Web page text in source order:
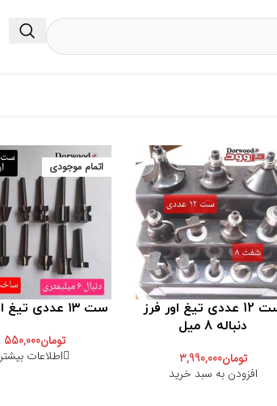
ست 12 عددی تیغ اور فرز
دنباله 8 میل
تومان3,990,000
افزودن به سبد خرید
اتمام موجودی
ست ۱۳ عددی تیغ اوور فرز
تومان550,000
اطلاعات بیشتر